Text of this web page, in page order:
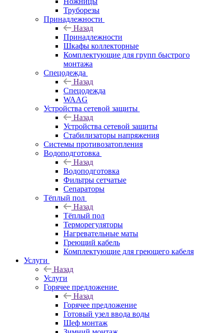
Труборезы
Принадлежности
Назад
Принадлежности
Шкафы коллекторные
Комплектующие для групп быстрого
монтажа
Спецодежда
Назад
Спецодежда
WAAG
Устройства сетевой защиты
Назад
Устройства сетевой защиты
Стабилизаторы напряжения
Системы противозатопления
Водоподготовка
Назад
Водоподготовка
Фильтры сетчатые
Сепараторы
Тёплый пол
Назад
Тёплый пол
Терморегуляторы
Нагревательные маты
Греющий кабель
Комплектующие для греющего кабеля
Услуги
Назад
Услуги
Горячее предложение
Назад
Горячее предложение
Готовый узел ввода воды
Шеф монтаж